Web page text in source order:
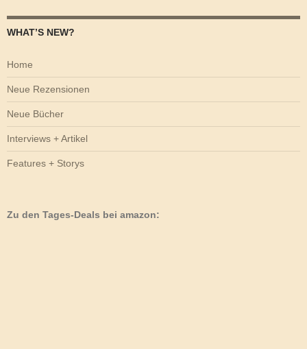
WHAT’S NEW?
Home
Neue Rezensionen
Neue Bücher
Interviews + Artikel
Features + Storys
Zu den Tages-Deals bei amazon: